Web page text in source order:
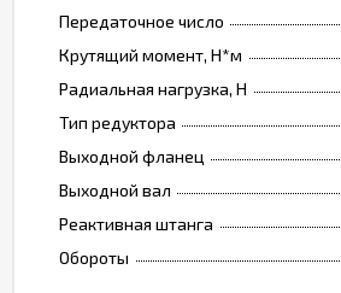
Передаточное число
Крутящий момент, Н*м
Радиальная нагрузка, Н
Тип редуктора
Выходной фланец
Выходной вал
Реактивная штанга
Обороты